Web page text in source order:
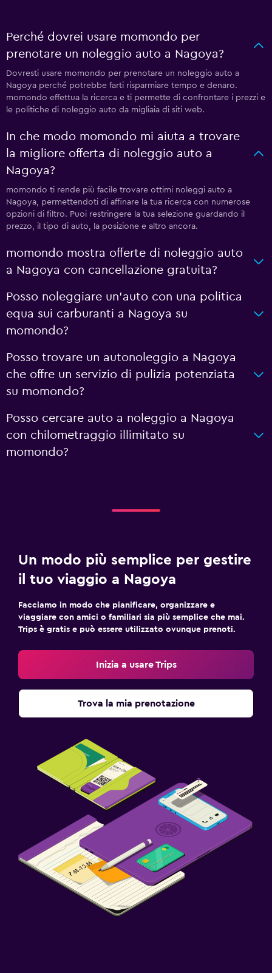
Perché dovrei usare momondo per
prenotare un noleggio auto a Nagoya?
Dovresti usare momondo per prenotare un noleggio auto a
Nagoya perché potrebbe farti risparmiare tempo e denaro.
momondo effettua la ricerca e ti permette di confrontare i prezzi e
le politiche di noleggio auto da migliaia di siti web.
In che modo momondo mi aiuta a trovare
la migliore offerta di noleggio auto a
Nagoya?
momondo ti rende più facile trovare ottimi noleggi auto a
Nagoya, permettendoti di affinare la tua ricerca con numerose
opzioni di filtro. Puoi restringere la tua selezione guardando il
prezzo, il tipo di auto, la posizione e altro ancora.
momondo mostra offerte di noleggio auto
a Nagoya con cancellazione gratuita?
Posso noleggiare un'auto con una politica
equa sui carburanti a Nagoya su
momondo?
Posso trovare un autonoleggio a Nagoya
che offre un servizio di pulizia potenziata
su momondo?
Posso cercare auto a noleggio a Nagoya
con chilometraggio illimitato su
momondo?
Un modo più semplice per gestire
il tuo viaggio a Nagoya
Facciamo in modo che pianificare, organizzare e
viaggiare con amici o familiari sia più semplice che mai.
Trips è gratis e può essere utilizzato ovunque prenoti.
Inizia a usare Trips
Trova la mia prenotazione